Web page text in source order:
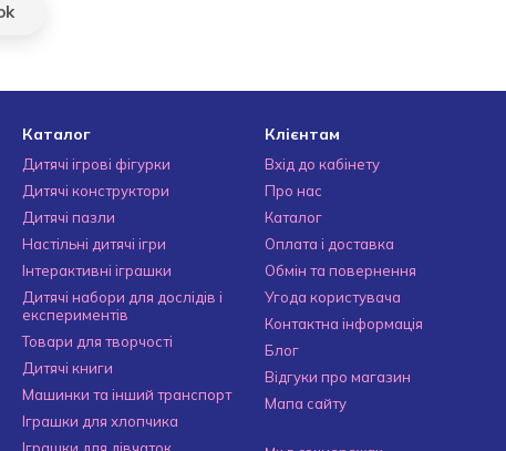
Каталог
Дитячі ігрові фігурки
Дитячі конструктори
Дитячі пазли
Настільні дитячі ігри
Інтерактивні іграшки
Дитячі набори для дослідів і
експериментів
Товари для творчості
Дитячі книги
Машинки та інший транспорт
Іграшки для хлопчика
Клієнтам
Вхід до кабінету
Про нас
Каталог
Оплата і доставка
Обмін та повернення
Угода користувача
Контактна інформація
Блог
Відгуки про магазин
Мапа сайту